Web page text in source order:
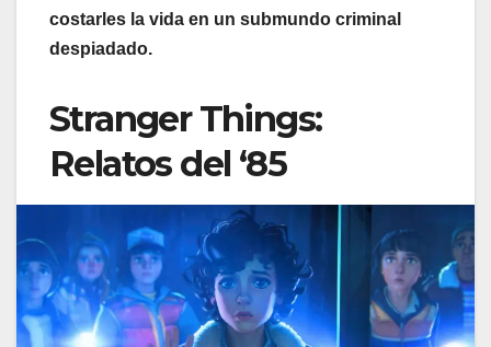
costarles la vida en un submundo criminal
despiadado.
Stranger Things:
Relatos del ‘85